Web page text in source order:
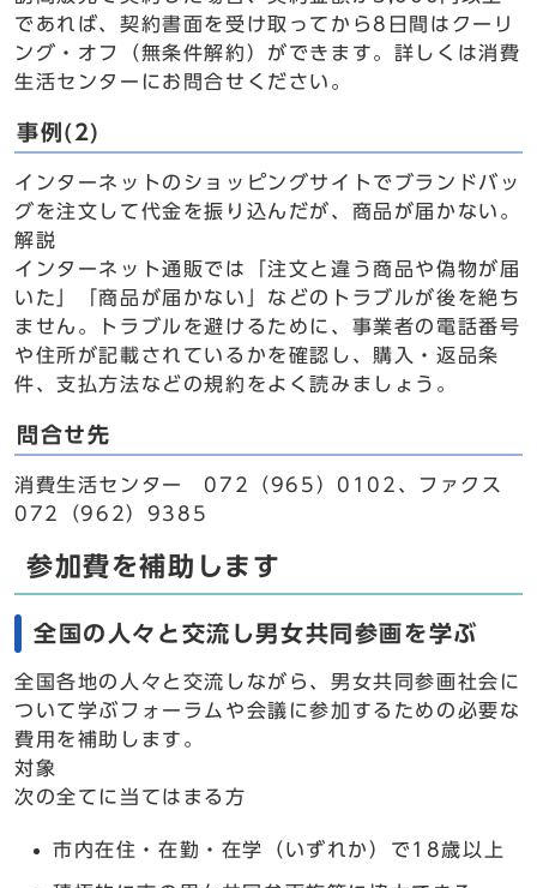
であれば、契約書面を受け取ってから8日間はクーリ
ング・オフ（無条件解約）ができます。詳しくは消費
生活センターにお問合せください。
事例(2)
インターネットのショッピングサイトでブランドバッ
グを注文して代金を振り込んだが、商品が届かない。
解説
インターネット通販では「注文と違う商品や偽物が届
いた」「商品が届かない」などのトラブルが後を絶ち
ません。トラブルを避けるために、事業者の電話番号
や住所が記載されているかを確認し、購入・返品条
件、支払方法などの規約をよく読みましょう。
問合せ先
消費生活センター 072（965）0102、ファクス
072（962）9385
参加費を補助します
全国の人々と交流し男女共同参画を学ぶ
全国各地の人々と交流しながら、男女共同参画社会に
ついて学ぶフォーラムや会議に参加するための必要な
費用を補助します。
対象
次の全てに当てはまる方
市内在住・在勤・在学（いずれか）で18歳以上